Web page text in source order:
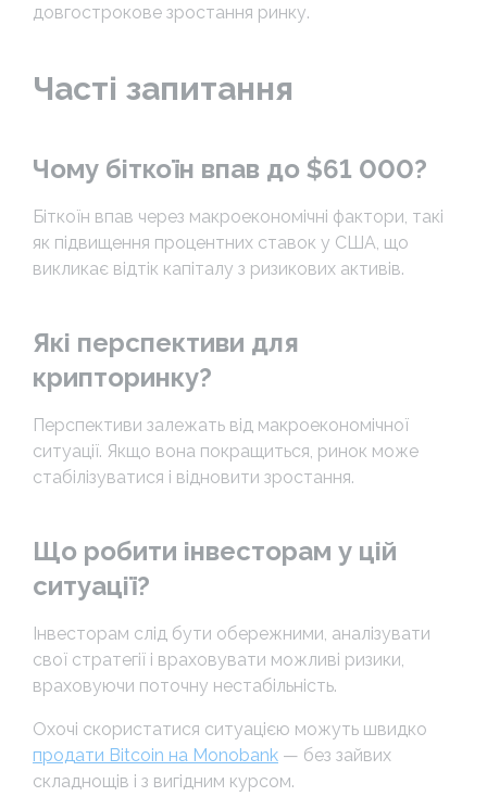
довгострокове зростання ринку.
Часті запитання
Чому біткоїн впав до $61 000?
Біткоїн впав через макроекономічні фактори, такі
як підвищення процентних ставок у США, що
викликає відтік капіталу з ризикових активів.
Які перспективи для
крипторинку?
Перспективи залежать від макроекономічної
ситуації. Якщо вона покращиться, ринок може
стабілізуватися і відновити зростання.
Що робити інвесторам у цій
ситуації?
Інвесторам слід бути обережними, аналізувати
свої стратегії і враховувати можливі ризики,
враховуючи поточну нестабільність.
Охочі скористатися ситуацією можуть швидко
продати Bitcoin на Monobank — без зайвих
складнощів і з вигідним курсом.